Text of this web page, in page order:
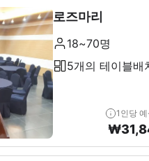
로즈마리
18~70명
5개의 테이블배
1인당
₩